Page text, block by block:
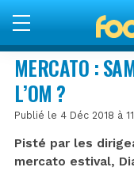
MERCATO :
L’OM ?
Publié le 4 Déc 2018 à
Pisté par les
mercato estival,